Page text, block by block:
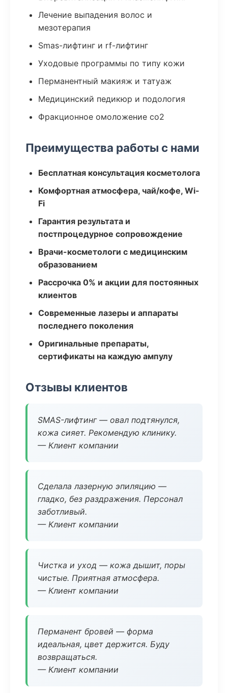
Лечение выпадения волос и
мезотерапия
Smas-лифтинг и rf-лифтинг
Уходовые программы по типу кожи
Перманентный макияж и татуаж
Медицинский педикюр и подология
Фракционное омоложение co2
Преимущества работы с нами
Бесплатная консультация косметолога
Комфортная атмосфера, чай/кофе, Wi-
Fi
Гарантия результата и
постпроцедурное сопровождение
Врачи-косметологи с медицинским
образованием
Рассрочка 0% и акции для постоянных
клиентов
Современные лазеры и аппараты
последнего поколения
Оригинальные препараты,
сертификаты на каждую ампулу
Отзывы клиентов
SMAS-лифтинг — овал подтянулся,
кожа сияет. Рекомендую клинику.
— Клиент компании
Сделала лазерную эпиляцию —
гладко, без раздражения. Персонал
заботливый.
— Клиент компании
Чистка и уход — кожа дышит, поры
чистые. Приятная атмосфера.
— Клиент компании
Перманент бровей — форма
идеальная, цвет держится. Буду
возвращаться.
— Клиент компании